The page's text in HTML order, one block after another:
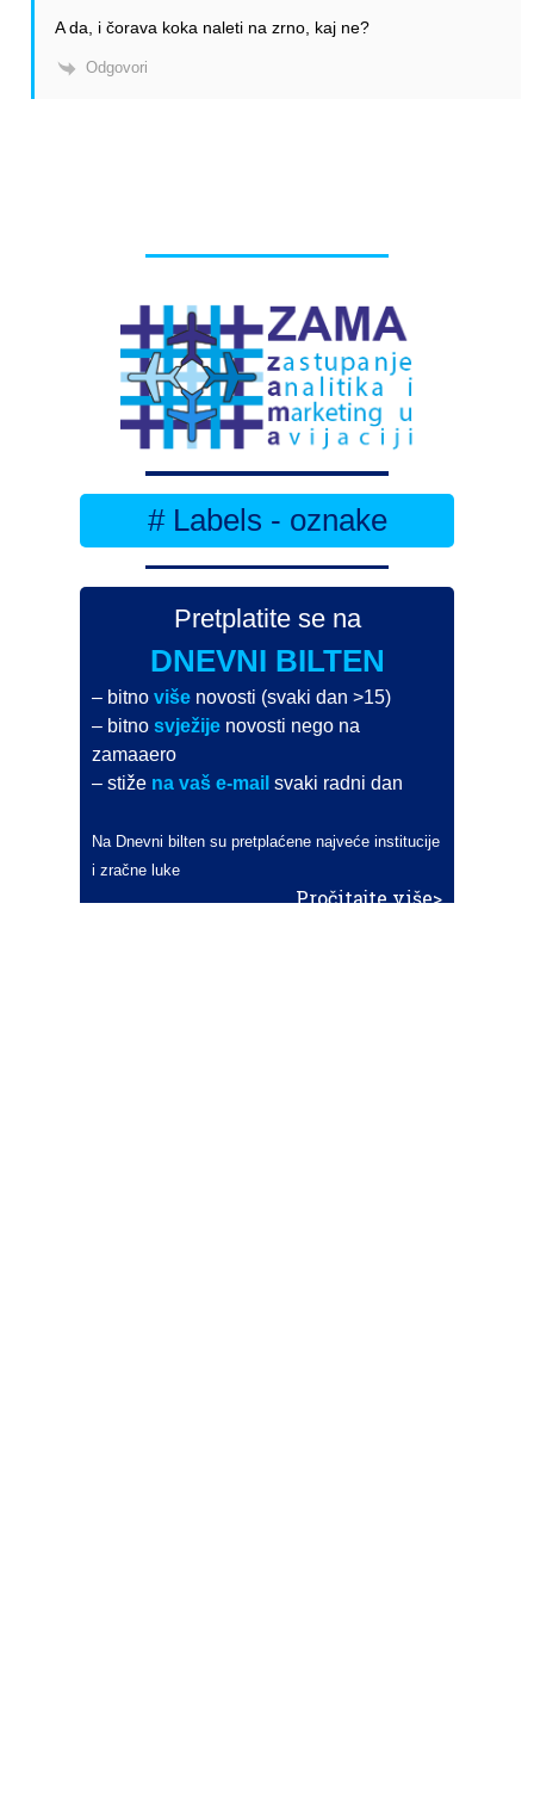
A da, i čorava koka naleti na zrno, kaj ne?
Odgovori
# Labels - oznake
Pretplatite se na
DNEVNI BILTEN
– bitnoviše novosti (svaki dan >15)
– bitnosvježije novosti nego na
zamaaero
– stiže na vaš e-mail svaki radni dan
Na Dnevni bilten su pretplaćene najveće institucije
i zračne luke
Pročitajte više>